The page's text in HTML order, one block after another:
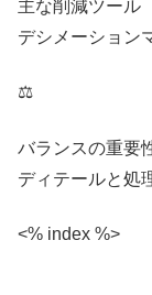
主な削減ツール
デシメーション
⚖️
バランスの重要
ディテールと処
<% index %>